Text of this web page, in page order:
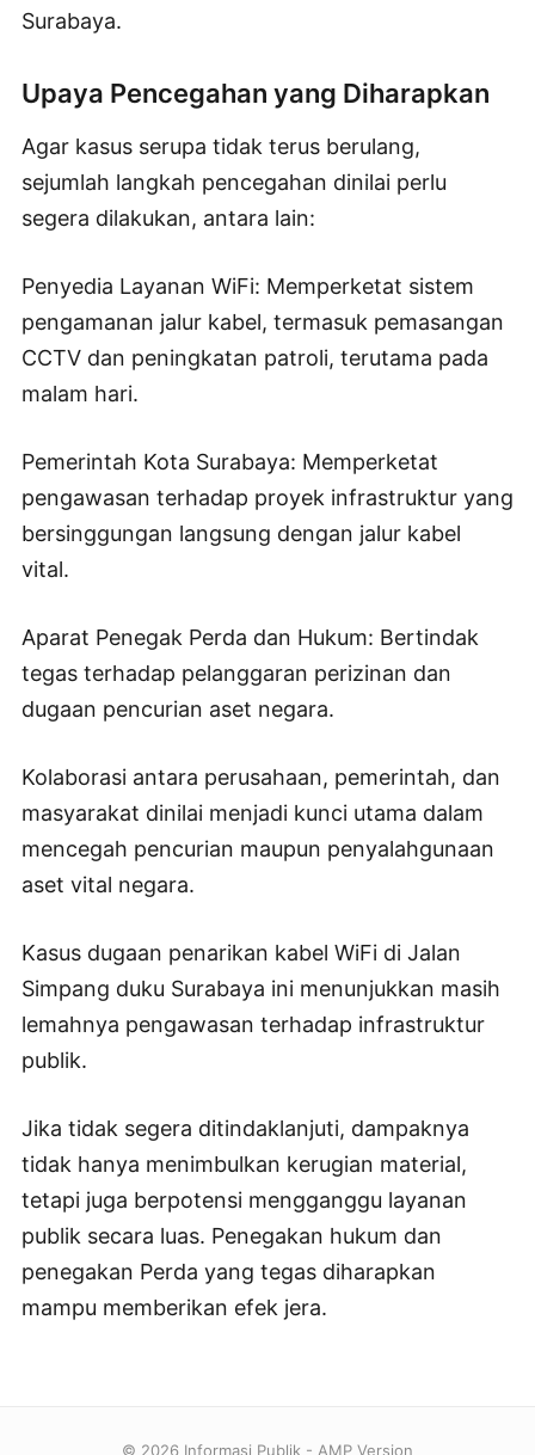
Surabaya.
Upaya Pencegahan yang Diharapkan
Agar kasus serupa tidak terus berulang,
sejumlah langkah pencegahan dinilai perlu
segera dilakukan, antara lain:
Penyedia Layanan WiFi: Memperketat sistem
pengamanan jalur kabel, termasuk pemasangan
CCTV dan peningkatan patroli, terutama pada
malam hari.
Pemerintah Kota Surabaya: Memperketat
pengawasan terhadap proyek infrastruktur yang
bersinggungan langsung dengan jalur kabel
vital.
Aparat Penegak Perda dan Hukum: Bertindak
tegas terhadap pelanggaran perizinan dan
dugaan pencurian aset negara.
Kolaborasi antara perusahaan, pemerintah, dan
masyarakat dinilai menjadi kunci utama dalam
mencegah pencurian maupun penyalahgunaan
aset vital negara.
Kasus dugaan penarikan kabel WiFi di Jalan
Simpang duku Surabaya ini menunjukkan masih
lemahnya pengawasan terhadap infrastruktur
publik.
Jika tidak segera ditindaklanjuti, dampaknya
tidak hanya menimbulkan kerugian material,
tetapi juga berpotensi mengganggu layanan
publik secara luas. Penegakan hukum dan
penegakan Perda yang tegas diharapkan
mampu memberikan efek jera.
© 2026 Informasi Publik - AMP Version